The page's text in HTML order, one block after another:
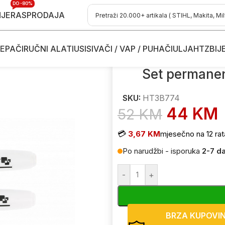
RASPRODAJA
DO -80%
RUČNI ALATIUSISIVAČI / VAP / PUHAČIULJAHTZ
Hoegert 80kom HT3B774
Set
SKU: HT3B774
52KM 44 KM
💳 3,67 KMmjesečno na 12
Po narudžbi - isporuka 2-7
- +
BRZA